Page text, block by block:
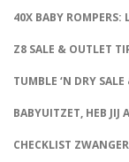
40X BABY ROMPERS:
Z8 SALE & OUTLET
TUMBLE ‘N DRY
BABYUITZET, HEB JIJ
CHECKLIST